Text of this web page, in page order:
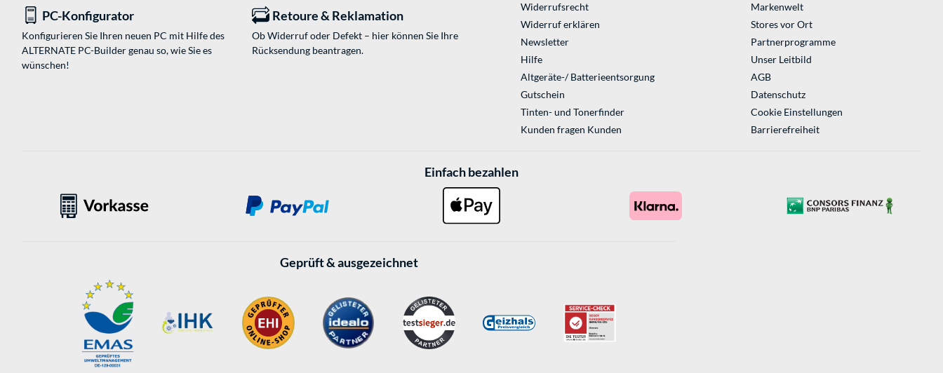
PC-Konfigurator
Konfigurieren Sie Ihren neuen PC mit Hilfe des
ALTERNATE PC-Builder genau so, wie Sie es
wünschen!
Retoure & Reklamation
Ob Widerruf oder Defekt – hier können Sie Ihre
Rücksendung beantragen.
Widerrufsrecht
Widerruf erklären
Newsletter
Hilfe
Altgeräte-/ Batterieentsorgung
Gutschein
Tinten- und Tonerfinder
Kunden fragen Kunden
Markenwelt
Stores vor Ort
Partnerprogramme
Unser Leitbild
AGB
Datenschutz
Cookie Einstellungen
Barrierefreiheit
Einfach bezahlen
Geprüft & ausgezeichnet